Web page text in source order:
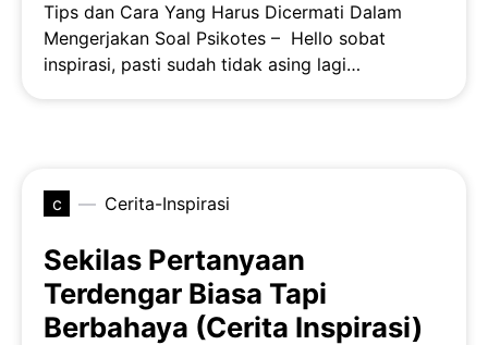
Tips dan Cara Yang Harus Dicermati Dalam
Mengerjakan Soal Psikotes – Hello sobat
inspirasi, pasti sudah tidak asing lagi…
c Cerita-Inspirasi
Sekilas Pertanyaan
Terdengar Biasa Tapi
Berbahaya (Cerita Inspirasi)